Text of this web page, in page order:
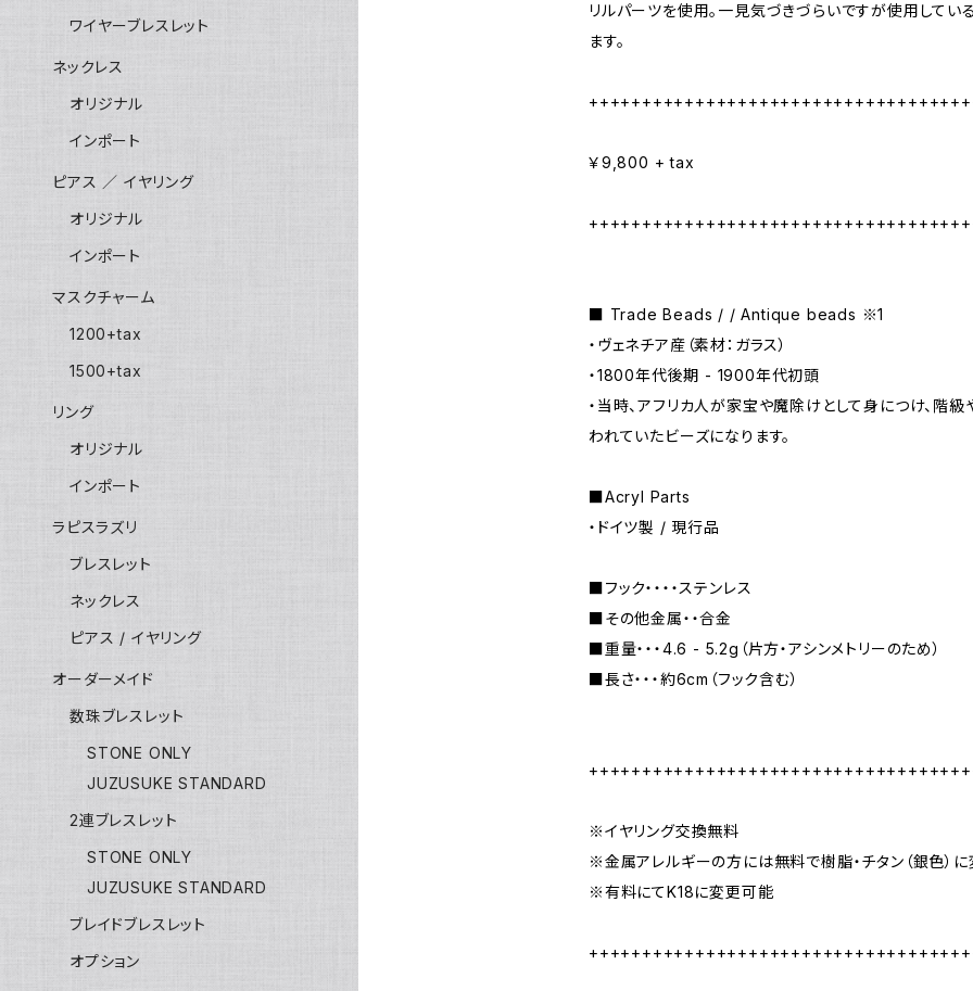
リルパーツを使用。一見気づきづらいですが使用してい
ます。
￥9,800 + tax
■ Trade Beads / / Antique beads ※1
・ヴェネチア産（素材：ガラス）
・1800年代後期 - 1900年代初頭
・当時、アフリカ人が家宝や魔除けとして身につけ、階
われていたビーズになります。
■Acryl Parts
・ドイツ製 / 現行品
■フック・・・・ステンレス
■その他金属・・合金
■重量・・・4.6 - 5.2g（片方・アシンメトリーのため）
■長さ・・・約6cm（フック含む）
※イヤリング交換無料
※金属アレルギーの方には無料で樹脂・チタン（銀色）
※有料にてK18に変更可能
ワイヤーブレスレット
ネックレス
オリジナル
インポート
ピアス ／ イヤリング
オリジナル
インポート
マスクチャーム
1200+tax
1500+tax
リング
オリジナル
インポート
ラピスラズリ
ブレスレット
ネックレス
ピアス / イヤリング
オーダーメイド
数珠ブレスレット
STONE ONLY
JUZUSUKE STANDARD
2連ブレスレット
STONE ONLY
JUZUSUKE STANDARD
ブレイドブレスレット
オプション